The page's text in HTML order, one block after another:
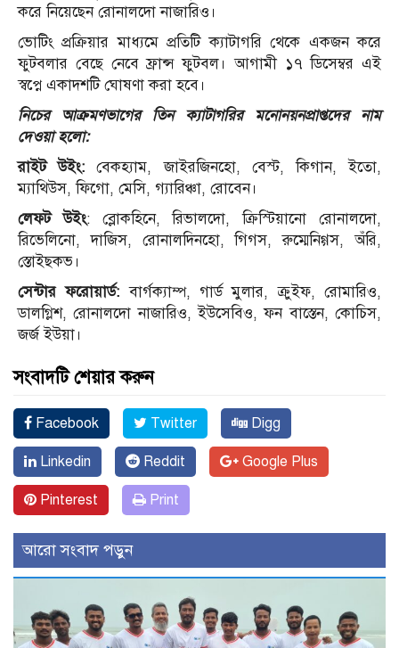
করে নিয়েছেন রোনালদো নাজারিও।
ভোটিং প্রক্রিয়ার মাধ্যমে প্রতিটি ক্যাটাগরি থেকে একজন করে
ফুটবলার বেছে নেবে ফ্রান্স ফুটবল। আগামী ১৭ ডিসেম্বর এই
স্বপ্নে একাদশটি ঘোষণা করা হবে।
নিচের আক্রমণভাগের তিন ক্যাটাগরির মনোনয়নপ্রাপ্তদের নাম
দেওয়া হলো:
রাইট উইং: বেকহ্যাম, জাইরজিনহো, বেস্ট, কিগান, ইতো,
ম্যাথিউস, ফিগো, মেসি, গ্যারিঞ্চা, রোবেন।
লেফট উইং: ব্লোকহিনে, রিভালদো, ক্রিস্টিয়ানো রোনালদো,
রিভেলিনো, দাজিস, রোনালদিনহো, গিগস, রুম্মেনিগ্গস, অঁরি,
স্তোইছকভ।
সেন্টার ফরোয়ার্ড: বার্গক্যাম্প, গার্ড মুলার, ক্রুইফ, রোমারিও,
ডালগ্লিশ, রোনালদো নাজারিও, ইউসেবিও, ফন বাস্তেন, কোচিস,
জর্জ ইউয়া।
সংবাদটি শেয়ার করুন
Facebook Twitter Digg
Linkedin Reddit Google Plus
Pinterest Print
আরো সংবাদ পড়ুন